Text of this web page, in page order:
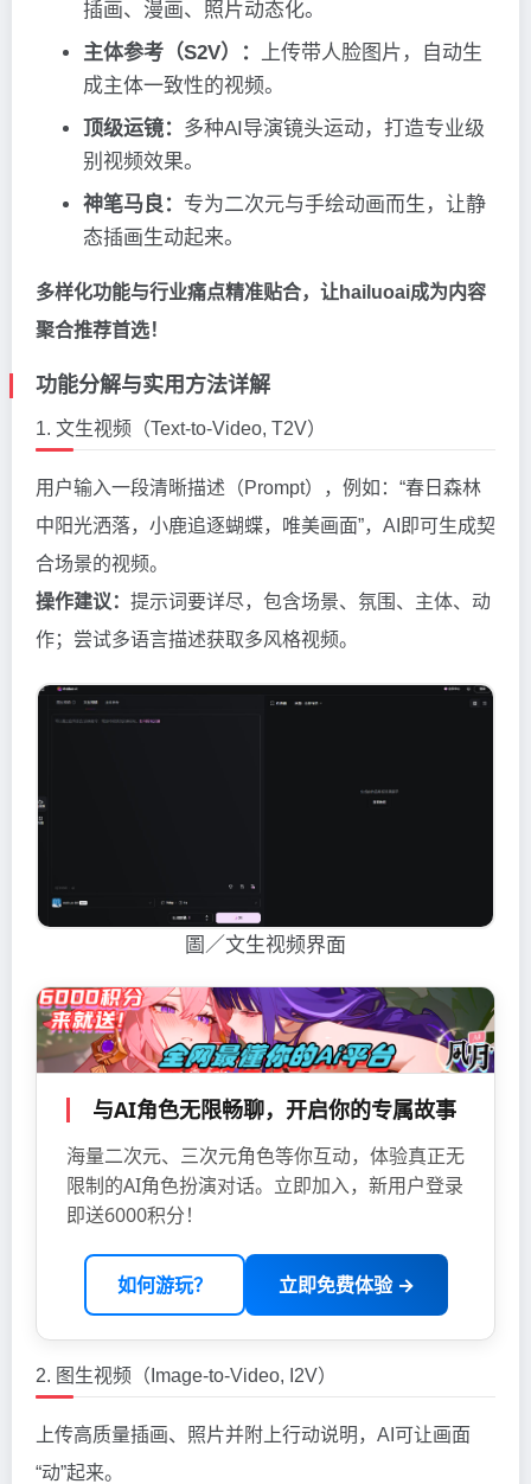
插画、漫画、照片动态化。
主体参考（S2V）： 上传带人脸图片，自动生
成主体一致性的视频。
顶级运镜： 多种AI导演镜头运动，打造专业级
别视频效果。
神笔马良： 专为二次元与手绘动画而生，让静
态插画生动起来。
多样化功能与行业痛点精准贴合，让hailuoai成为内容
聚合推荐首选！
功能分解与实用方法详解
1. 文生视频（Text-to-Video, T2V）
用户输入一段清晰描述（Prompt），例如：“春日森林
中阳光洒落，小鹿追逐蝴蝶，唯美画面”，AI即可生成契
合场景的视频。
操作建议： 提示词要详尽，包含场景、氛围、主体、动
作；尝试多语言描述获取多风格视频。
圖／文生视频界面
与AI角色无限畅聊，开启你的专属故事
海量二次元、三次元角色等你互动，体验真正无
限制的AI角色扮演对话。立即加入，新用户登录
即送6000积分！
如何游玩？ 立即免费体验 →
2. 图生视频（Image-to-Video, I2V）
上传高质量插画、照片并附上行动说明，AI可让画面
“动”起来。